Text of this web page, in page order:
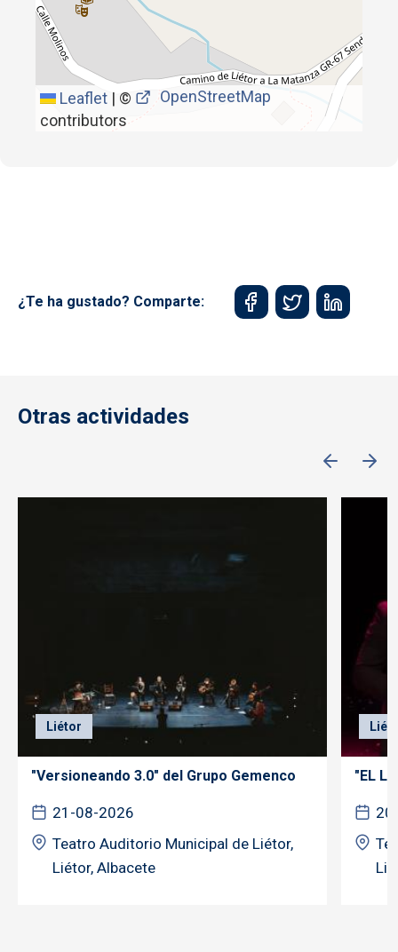
Leaflet | ©
OpenStreetMap
contributors
¿Te ha gustado? Comparte:
Otras actividades
Liétor
"Versioneando 3.0" del Grupo Gemenco
21-08-2026
Teatro Auditorio Municipal de Liétor,
Liétor, Albacete
"EL